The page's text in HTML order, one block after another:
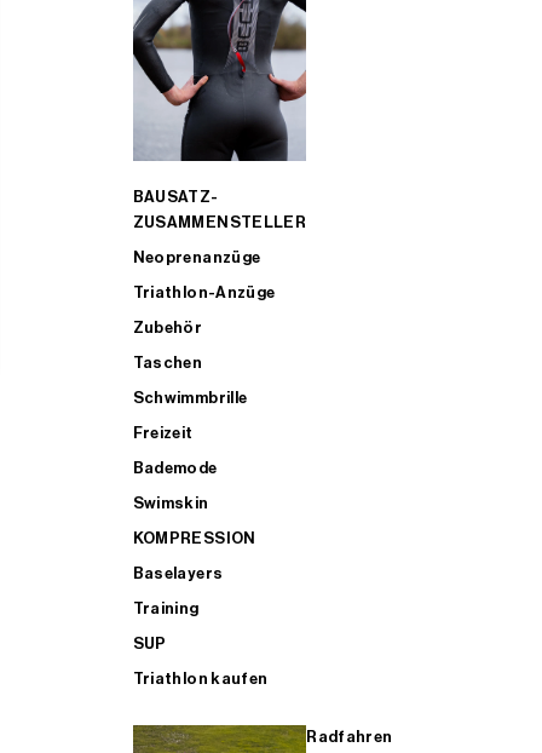
BAUSATZ-
ZUSAMMENSTELLER
Neoprenanzüge
Triathlon-Anzüge
Zubehör
Taschen
Schwimmbrille
Freizeit
Bademode
Swimskin
KOMPRESSION
Baselayers
Training
SUP
Triathlon kaufen
Radfahren